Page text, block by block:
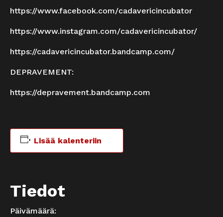
https://www.facebook.com/cadavericincubator
https://www.instagram.com/cadavericincubator/
https://cadavericincubator.bandcamp.com/
DEPRAVEMENT:
https://depravement.bandcamp.com
Lisää kalenteriin
Tiedot
Päivämäärä: